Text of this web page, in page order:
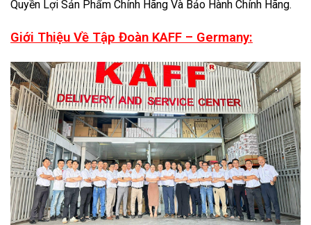
Quyền Lợi Sản Phẩm Chính Hãng Và Bảo Hành Chính Hãng.
Giới Thiệu Về Tập Đoàn KAFF – Germany: